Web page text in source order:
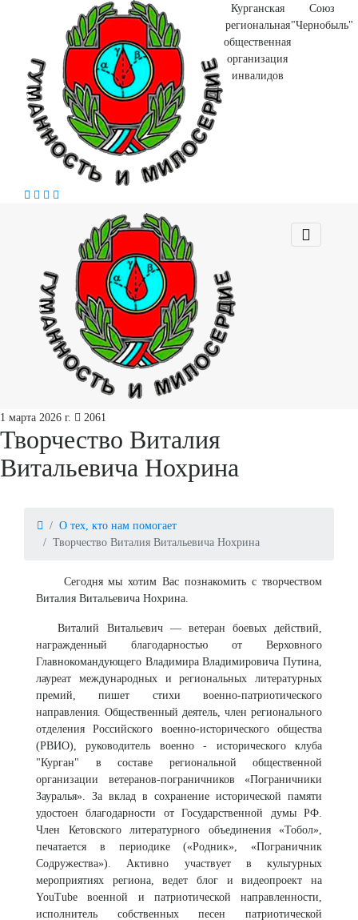
Курганская
региональная
общественная
организация
инвалидов
Союз
"Чернобыль"
1 марта 2026 г. 2061
Творчество Виталия
Витальевича Нохрина
О тех, кто нам помогает
Творчество Виталия Витальевича Нохрина
Сегодня мы хотим Вас познакомить с творчеством
Виталия Витальевича Нохрина.
Виталий Витальевич — ветеран боевых действий,
награжденный благодарностью от Верховного
Главнокомандующего Владимира Владимировича Путина,
лауреат международных и региональных литературных
премий, пишет стихи военно-патриотического
направления. Общественный деятель, член регионального
отделения Российского военно-исторического общества
(РВИО), руководитель военно - исторического клуба
"Курган" в составе региональной общественной
организации ветеранов-пограничников «Пограничники
Зауралья». За вклад в сохранение исторической памяти
удостоен благодарности от Государственной думы РФ.
Член Кетовского литературного объединения «Тобол»,
печатается в периодике («Родник», «Пограничник
Содружества»). Активно участвует в культурных
мероприятиях региона, ведет блог и видеопроект на
YouTube военной и патриотической направленности,
исполнитель собственных песен патриотической